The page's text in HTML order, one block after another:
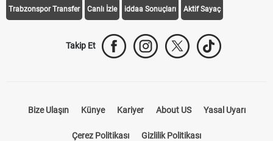
Trabzonspor Transfer Canlı İzle iddaa Sonuçları Aktif Sayaç
Takip Et
Bize Ulaşın Künye Kariyer About US Yasal Uyarı
Çerez Politikası Gizlilik Politikası